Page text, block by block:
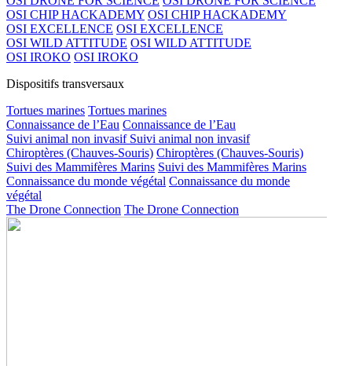
OSI CHIP HACKADEMY OSI CHIP HACKADEMY
OSI EXCELLENCE OSI EXCELLENCE
OSI WILD ATTITUDE OSI WILD ATTITUDE
OSI IROKO OSI IROKO
Dispositifs transversaux
Tortues marines Tortues marines
Connaissance de l’Eau Connaissance de l’Eau
Suivi animal non invasif Suivi animal non invasif
Chiroptères (Chauves-Souris) Chiroptères (Chauves-Souris)
Suivi des Mammifères Marins Suivi des Mammifères Marins
Connaissance du monde végétal Connaissance du monde
végétal
The Drone Connection The Drone Connection